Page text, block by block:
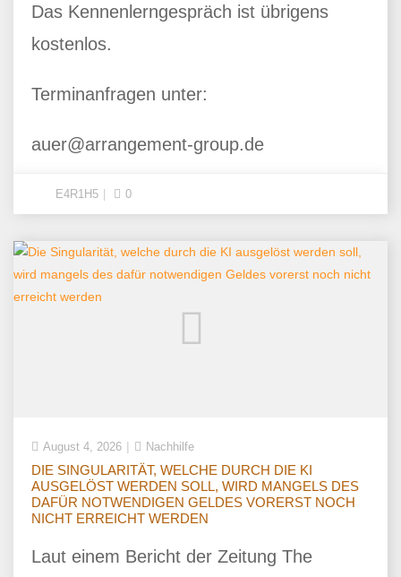
Das Kennenlerngespräch ist übrigens
kostenlos.
Terminanfragen unter:
auer@arrangement-group.de
E4R1H5 0
August 4, 2026 Nachhilfe
DIE SINGULARITÄT, WELCHE DURCH DIE KI
AUSGELÖST WERDEN SOLL, WIRD MANGELS DES
DAFÜR NOTWENDIGEN GELDES VORERST NOCH
NICHT ERREICHT WERDEN
Laut einem Bericht der Zeitung The